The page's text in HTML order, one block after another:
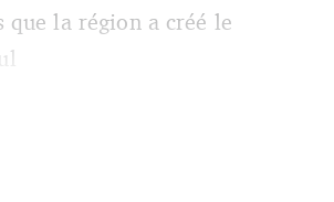
que la région a créé le